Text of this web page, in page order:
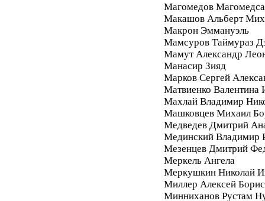
Магомедов
Макашов Альберт
Макрон Эммануэль
Мамсуров Таймураз
Мамут Александр
Манасир Зияд
Марков Сергей
Матвиенко Валентина
Махлай Владимир
Машковцев Михаил
Медведев Дмитрий
Мединский Владимир
Мезенцев Дмитрий
Меркель Ангела
Меркушкин Николай
Миллер Алексей
Минниханов Рустам